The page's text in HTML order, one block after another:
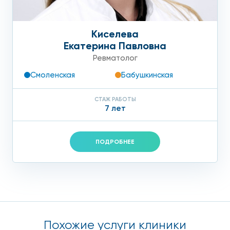
Киселева
Екатерина Павловна
Ревматолог
Смоленская
Бабушкинская
СТАЖ РАБОТЫ
7 лет
ПОДРОБНЕЕ
Похожие услуги клиники